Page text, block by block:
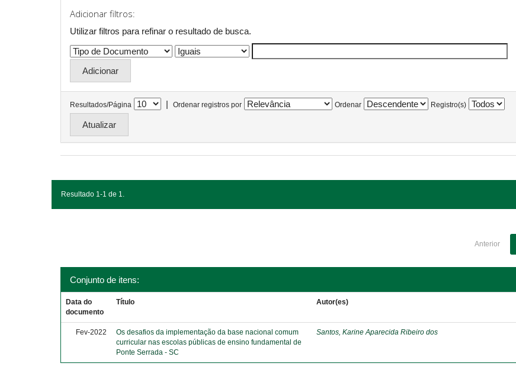
Adicionar filtros:
Utilizar filtros para refinar o resultado de busca.
Resultados/Página | Ordenar registros por Ordenar Registro(s)
Resultado 1-1 de 1.
Anterior
Conjunto de itens:
Data do
documento
Título Autor(es)
Fev-2022
Os desafios da implementação da base nacional comum
curricular nas escolas públicas de ensino fundamental de
Ponte Serrada - SC
Santos, Karine Aparecida Ribeiro dos